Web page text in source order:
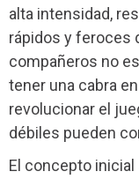
alta intensidad,
rápidos y feroces
compañeros no
tener una cabra
revolucionar el
débiles pueden
El concepto